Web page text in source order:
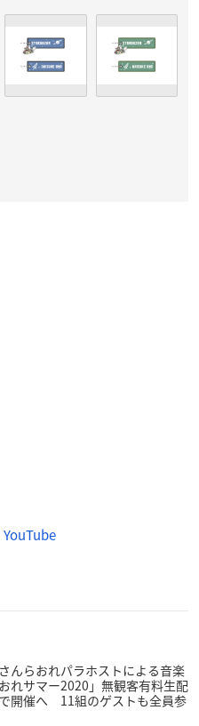
YouTube
んらおれパラホストによる音楽
れサマー2020」無観客有料生配
開催へ 11組のゲストも全員参